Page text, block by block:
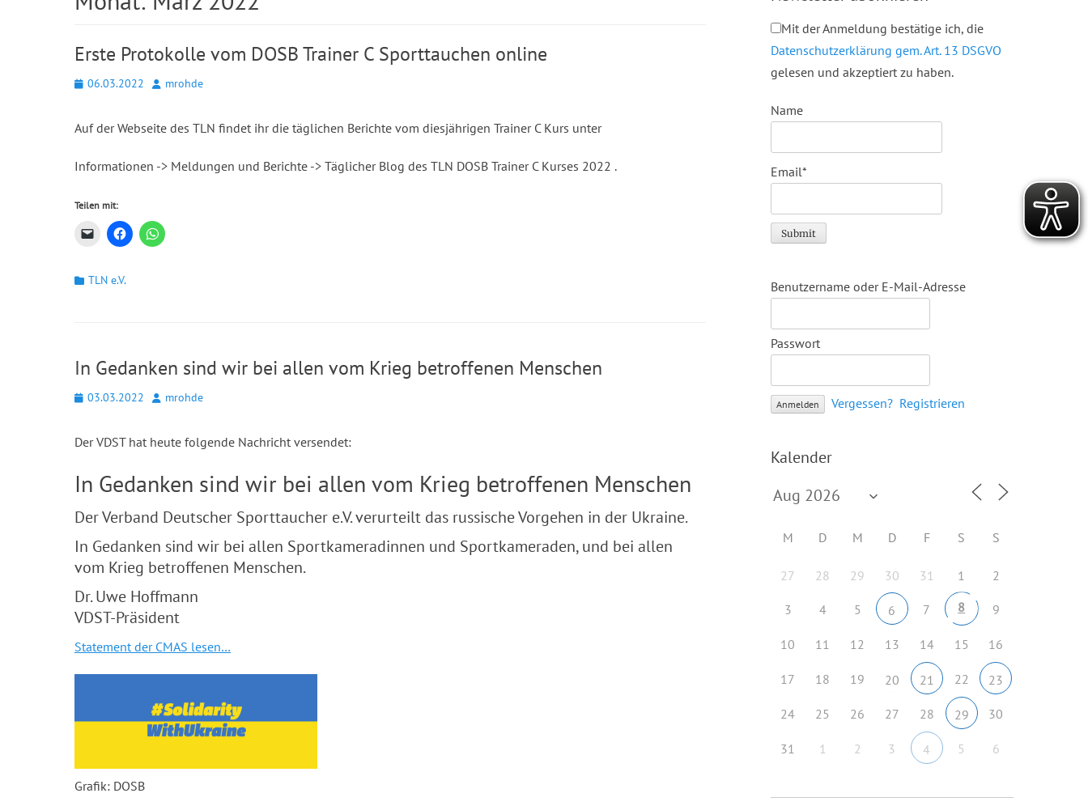
Erste Protokolle vom DOSB Trainer C Sporttauchen online
Posted
06.03.2022 Autormrohde
Auf der Webseite des TLN findet ihr die täglichen Berichte vom diesjährigen Trainer C Kurs unter
Informationen -> Meldungen und Berichte -> Täglicher Blog des TLN DOSB Trainer C Kurses 2022 .
Teilen mit:
Kategorien
TLN e.V.
In Gedanken sind wir bei allen vom Krieg betroffenen Menschen
Posted
03.03.2022 Autormrohde
Der VDST hat heute folgende Nachricht versendet:
In Gedanken sind wir bei allen vom Krieg betroffenen Menschen
Der Verband Deutscher Sporttaucher e.V. verurteilt das russische Vorgehen in der Ukraine.
In Gedanken sind wir bei allen Sportkameradinnen und Sportkameraden, und bei allen
vom Krieg betroffenen Menschen.
Dr. Uwe Hoffmann
VDST-Präsident
Statement der CMAS lesen…
Grafik: DOSB
Mit der Anmeldung bestätige ich, die
Datenschutzerklärung gem. Art. 13 DSGVO
gelesen und akzeptiert zu haben.
Name
Email*
Benutzername oder E-Mail-Adresse
Passwort
Vergessen? Registrieren
Kalender
M D M D F S S
27 28 29 30 31 1 2
3 4 5 6 7 8 9
10 11 12 13 14 15 16
17 18 19 20 21 22 23
24 25 26 27 28 29 30
31 1 2 3 4 5 6